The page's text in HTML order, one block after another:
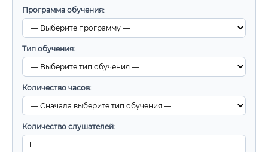
Программа обучения:
Тип обучения:
Количество часов:
Количество слушателей: